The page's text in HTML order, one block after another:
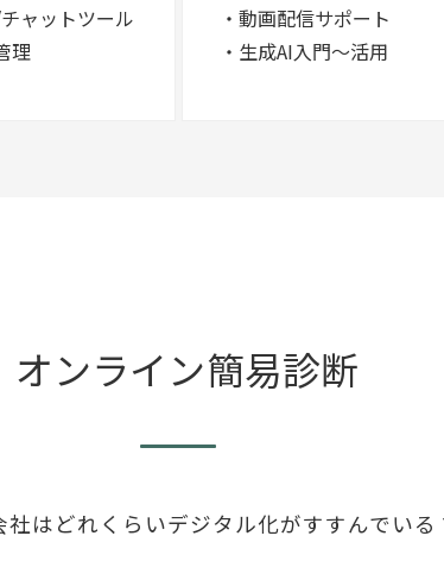
ャットツール
理
・動画配信サポート
・生成AI入門～活用
オンライン簡易診断
社は どれくらいデジタル化がすすんでいる